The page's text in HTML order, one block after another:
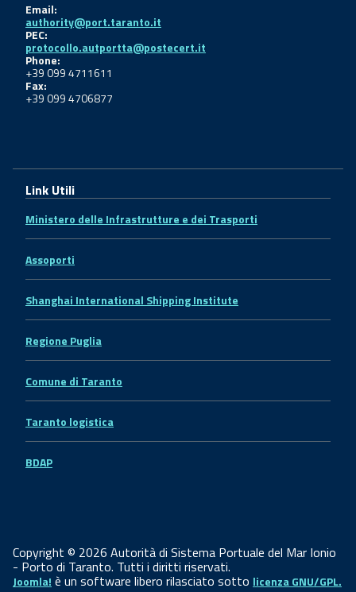
Email:
authority@port.taranto.it
PEC:
protocollo.autportta@postecert.it
Phone:
+39 099 4711611
Fax:
+39 099 4706877
Link Utili
Ministero delle Infrastrutture e dei Trasporti
Assoporti
Shanghai International Shipping Institute
Regione Puglia
Comune di Taranto
Taranto logistica
BDAP
Copyright © 2026 Autorità di Sistema Portuale del Mar Ionio
- Porto di Taranto. Tutti i diritti riservati.
Joomla! è un software libero rilasciato sotto licenza GNU/GPL.